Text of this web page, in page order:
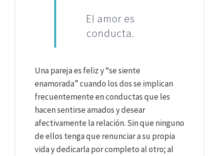
El amor es
conducta.
Una pareja es feliz y “se siente
enamorada” cuando los dos se implican
frecuentemente en conductas que les
hacen sentirse amados y desear
afectivamente la relación. Sin que ninguno
de ellos tenga que renunciar a su propia
vida y dedicarla por completo al otro; al